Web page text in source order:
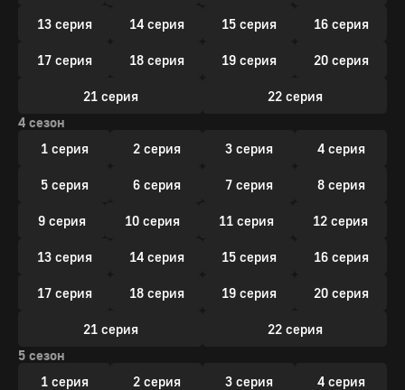
13 серия 14 серия 15 серия 16 серия
17 серия 18 серия 19 серия 20 серия
21 серия
22 серия
4 сезон
1 серия
2 серия 3 серия 4 серия
5 серия 6 серия 7 серия 8 серия
9 серия 10 серия 11 серия 12 серия
13 серия 14 серия 15 серия 16 серия
17 серия 18 серия 19 серия 20 серия
21 серия
22 серия
5 сезон
1 серия
2 серия 3 серия 4 серия